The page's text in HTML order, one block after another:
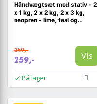
Håndvægtsæt med stativ - 2
x 1 kg, 2 x 2 kg, 2 x 3 kg,
neopren - lime, teal og
359,-
259,- Vis
På lager